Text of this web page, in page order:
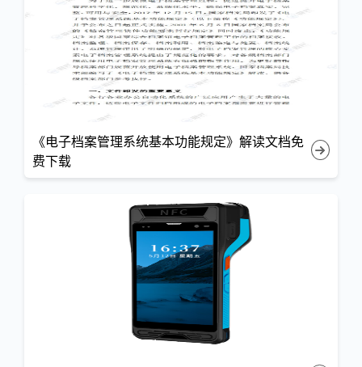
《电子档案管理系统基本功能规定》解读文档免
费下载